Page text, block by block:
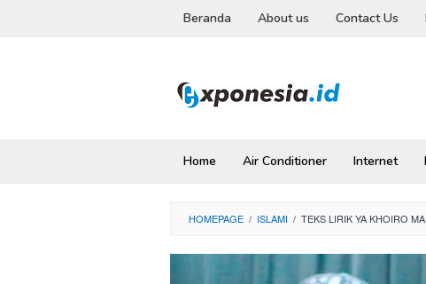
Beranda About us Contact Us
Home Air Conditioner Internet
HOMEPAGE / ISLAMI / TEKS LIRIK YA KHOIRO